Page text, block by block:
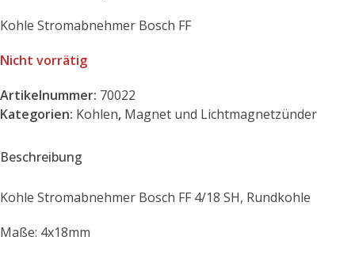
Kohle Stromabnehmer Bosch FF
Nicht vorrätig
Artikelnummer: 70022
Kategorien: Kohlen, Magnet und Lichtmagnetzünder
Beschreibung
Kohle Stromabnehmer Bosch FF 4/18 SH, Rundkohle
Maße: 4x18mm